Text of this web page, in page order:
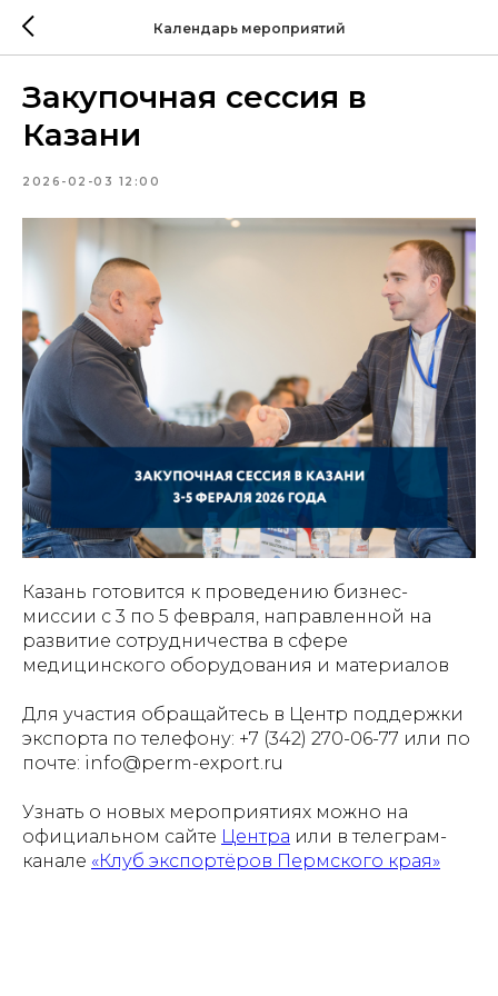
Календарь мероприятий
Закупочная сессия в
Казани
2026-02-03 12:00
Казань готовится к проведению бизнес-
миссии с 3 по 5 февраля, направленной на
развитие сотрудничества в сфере
медицинского оборудования и материалов
Для участия обращайтесь в Центр поддержки
экспорта по телефону: +7 (342) 270-06-77 или по
почте: info@perm-export.ru
Узнать о новых мероприятиях можно на
официальном сайте Центра или в телеграм-
канале «Клуб экспортёров Пермского края»